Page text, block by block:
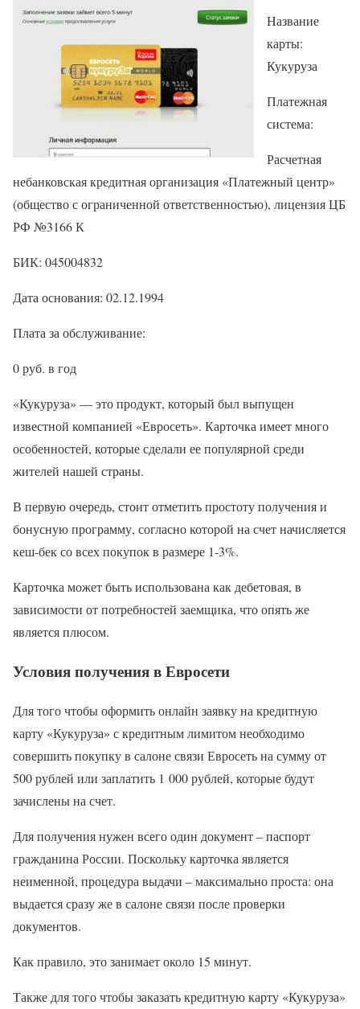
Название
карты:
Кукуруза
Платежная
система:
Расчетная
небанковская кредитная организация «Платежный центр»
(общество с ограниченной ответственностью), лицензия ЦБ
РФ №3166 К
БИК: 045004832
Дата основания: 02.12.1994
Плата за обслуживание:
0 руб. в год
«Кукуруза» — это продукт, который был выпущен
известной компанией «Евросеть». Карточка имеет много
особенностей, которые сделали ее популярной среди
жителей нашей страны.
В первую очередь, стоит отметить простоту получения и
бонусную программу, согласно которой на счет начисляется
кеш-бек со всех покупок в размере 1-3%.
Карточка может быть использована как дебетовая, в
зависимости от потребностей заемщика, что опять же
является плюсом.
Условия получения в Евросети
Для того чтобы оформить онлайн заявку на кредитную
карту «Кукуруза» с кредитным лимитом необходимо
совершить покупку в салоне связи Евросеть на сумму от
500 рублей или заплатить 1 000 рублей, которые будут
зачислены на счет.
Для получения нужен всего один документ – паспорт
гражданина России. Поскольку карточка является
неименной, процедура выдачи – максимально проста: она
выдается сразу же в салоне связи после проверки
документов.
Как правило, это занимает около 15 минут.
Также для того чтобы заказать кредитную карту «Кукуруза»